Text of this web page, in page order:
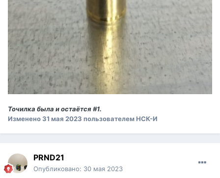
Точилка была и остаётся #1.
Изменено31 мая 2023 пользователем НСК-И
PRND21
Опубликовано: 30 мая 2023